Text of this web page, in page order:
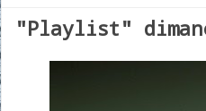
"Playlist"